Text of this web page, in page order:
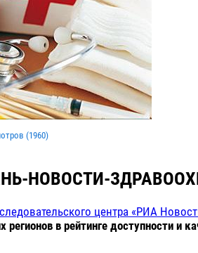
(1960)
НОВОСТИ-
центра «РИА
регионов в рейтинге доступности и